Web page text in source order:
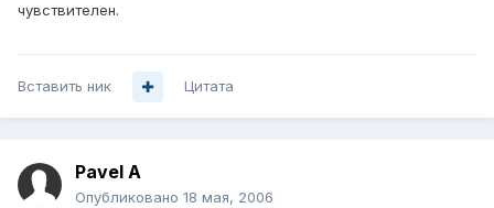
чувствителен.
Вставить ник Цитата
Pavel A
Опубликовано 18 мая, 2006